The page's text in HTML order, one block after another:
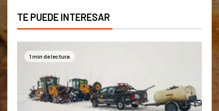
TE PUEDE INTERESAR
1 min de lectura